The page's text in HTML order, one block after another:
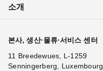
소개
본사, 생산·물류·서비스 센터
11 Breedewues, L-1259
Senningerberg, Luxembourg